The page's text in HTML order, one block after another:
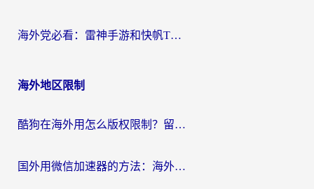
海外党必看：雷神手游和快帆TV版好用吗？3步选对回国加速器不踩坑
海外地区限制
酷狗在海外用怎么版权限制？留学生亲测：3步解决听国内音乐难题
国外用微信加速器的方法：海外党无缝连接国内生活的实用指南